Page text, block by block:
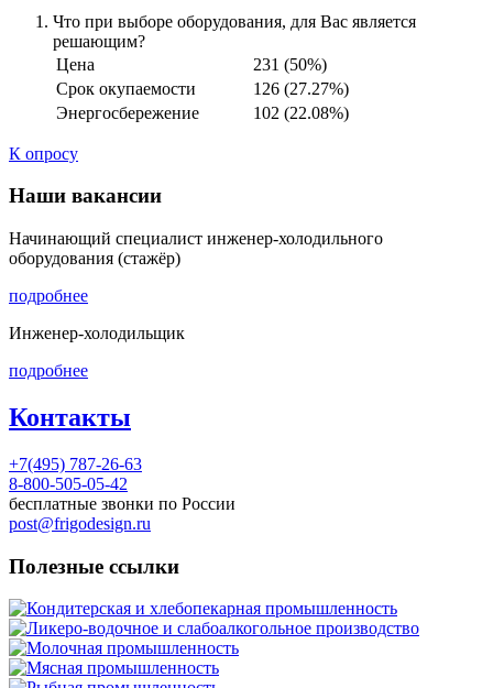
Что при выборе оборудования, для Вас является
решающим?
Цена
231 (50%)
Срок окупаемости
126 (27.27%)
Энергосбережение
102 (22.08%)
К опросу
Наши вакансии
Начинающий специалист инженер-холодильного
оборудования (стажёр)
подробнее
Инженер-холодильщик
подробнее
Контакты
+7(495) 787-26-63
8-800-505-05-42
бесплатные звонки по России
post@frigodesign.ru
Полезные ссылки
Кондитерская и хлебопекарная промышленность
Ликеро-водочное и слабоалкогольное производство
Молочная промышленность
Мясная промышленность